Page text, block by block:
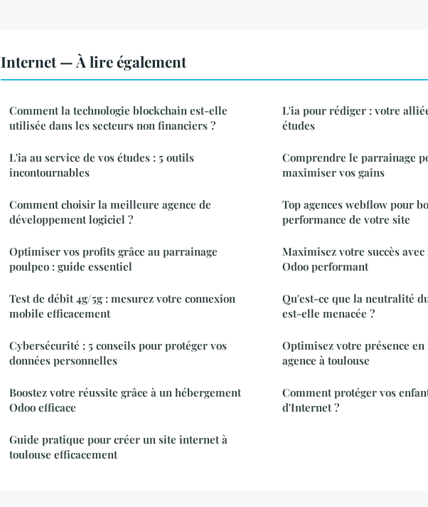
Internet — À lire également
Comment la technologie blockchain est-elle
utilisée dans les secteurs non financiers ?
L'ia au service de vos études : 5 outils
incontournables
Comment choisir la meilleure agence de
développement logiciel ?
Optimiser vos profits grâce au parrainage
poulpeo : guide essentiel
Test de débit 4g/5g : mesurez votre connexion
mobile efficacement
Cybersécurité : 5 conseils pour protéger vos
données personnelles
Boostez votre réussite grâce à un hébergement
Odoo efficace
Guide pratique pour créer un site internet à
toulouse efficacement
L'ia pour rédiger : votre
études
Comprendre le parrainage
maximiser vos gains
Top agences webflow pour
performance de votre site
Maximisez votre succès
Odoo performant
Qu'est-ce que la neutralité
est-elle menacée ?
Optimisez votre présence
agence à toulouse
Comment protéger vos
d'Internet ?